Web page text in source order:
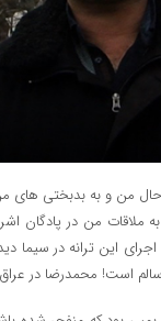
من و به بدبختی های
به ملاقات من در پادگان
اجرای این ترانه در
است! محمدرضا در